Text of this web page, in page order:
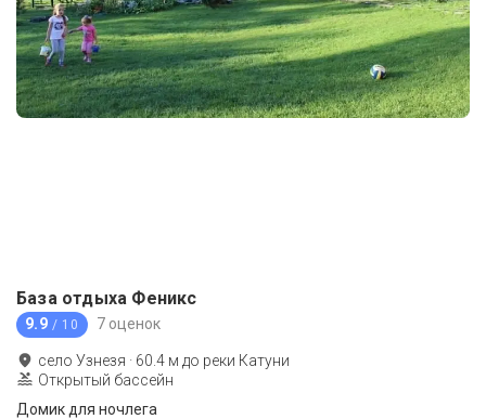
База отдыха Феникс
9.9 / 10 7 оценок
село Узнезя · 60.4 м до реки Катуни
Открытый бассейн
Домик для ночлега